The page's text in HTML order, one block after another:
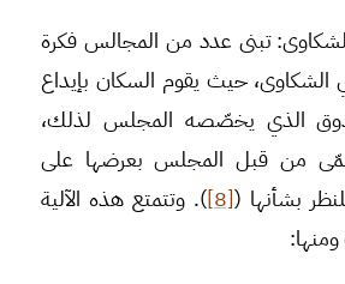
: تبنى عدد من المجالس فكرة
حيث يقوم السكان بإيداع
الذي يخصّصه المجلس لذلك،
من قبل المجلس بعرضها على
بشأنها ([8]). وتتمتع هذه الآلية